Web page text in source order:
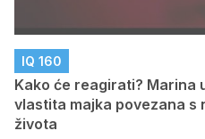
IQ 160
Kako će reagirati? Marina
vlastita majka povezana s
života